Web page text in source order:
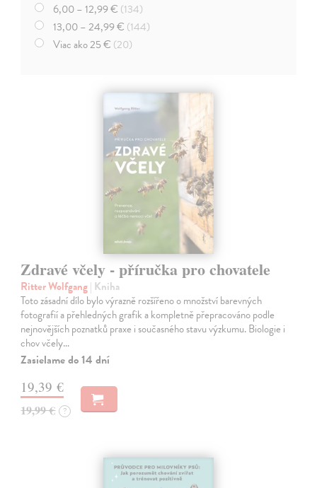
6,00 – 12,99 € (134)
13,00 – 24,99 € (144)
Viac ako 25 € (20)
Zdravé včely - příručka pro chovatele
Ritter Wolfgang| Kniha
Toto zásadní dílo bylo výrazně rozšířeno o množství barevných
fotografií a přehledných grafik a kompletně přepracováno podle
nejnovějších poznatků praxe i současného stavu výzkumu. Biologie i
chov včely…
Zasielame do 14 dní
19,39 €
19,99 € ?